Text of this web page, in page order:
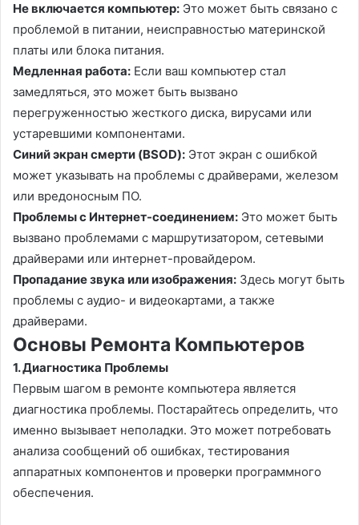
Не включается компьютер: Это может быть связано с
проблемой в питании, неисправностью материнской
платы или блока питания.
Медленная работа: Если ваш компьютер стал
замедляться, это может быть вызвано
перегруженностью жесткого диска, вирусами или
устаревшими компонентами.
Синий экран смерти (BSOD): Этот экран с ошибкой
может указывать на проблемы с драйверами, железом
или вредоносным ПО.
Проблемы с Интернет-соединением: Это может быть
вызвано проблемами с маршрутизатором, сетевыми
драйверами или интернет-провайдером.
Пропадание звука или изображения: Здесь могут быть
проблемы с аудио- и видеокартами, а также
драйверами.
Основы Ремонта Компьютеров
1.Диагностика Проблемы
Первым шагом в ремонте компьютера является
диагностика проблемы. Постарайтесь определить, что
именно вызывает неполадки. Это может потребовать
анализа сообщений об ошибках, тестирования
аппаратных компонентов и проверки программного
обеспечения.